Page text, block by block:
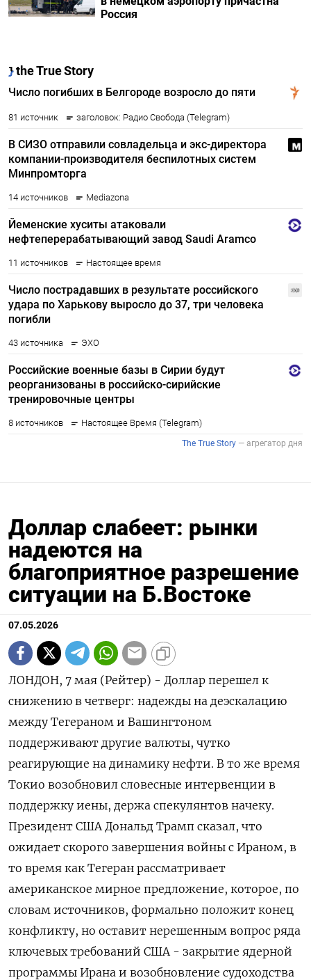
Россия
Доллар слабеет: рынки
надеются на
благоприятное разрешение
ситуации на Б.Востоке
07.05.2026
ЛОНДОН, 7 мая (Рейтер) - Доллар перешел к
снижению в четверг: надежды на деэскалацию
между Тегераном и Вашингтоном
поддерживают другие валюты, чутко
реагирующие на динамику нефти. В то же время
Токио возобновил словесные интервенции в
поддержку иены, держа спекулянтов ‌начеку.
Президент США Дональд Трамп сказал, что
ожидает скорого завершения войны с Ираном, в
то время как Тегеран рассматривает
американское мирное предложение, которое, по
словам источников, формально положит конец
конфликту, но оставит нерешенным вопрос ряда
ключевых требований США - ​закрытие ядерной
программы Ирана и возобновление ​судоходства